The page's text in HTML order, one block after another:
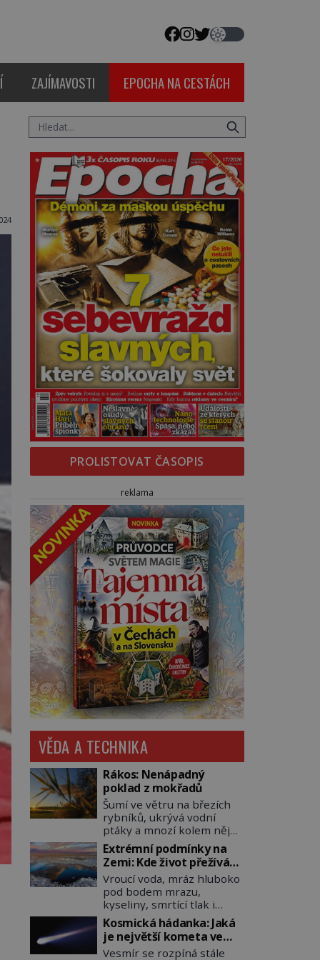
ZAJÍMAVOSTI EPOCHA NA CESTÁCH
PROLISTOVAT ČASOPIS
reklama
VĚDA A TECHNIKA
Rákos: Nenápadný
poklad z mokřadů
Šumí ve větru na březích
rybníků, ukrývá vodní
ptáky a mnozí kolem něj
procházejí bez povšimnutí.
Přesto právě rákos
pomáhal stavět domy,
vyrábět lodě, zapisovat
první texty a inspiroval
řadu pověstí. Tato
skromná, ale užitečná
rostlina provází člověka už
tisíce let. Většina lidí vnímá
Extrémní podmínky na
Zemi: Kde život přežívá
navzdory všemu
Vroucí voda, mráz hluboko
pod bodem mrazu,
kyseliny, smrtící tlak i
pouště, kde celé roky
nespadne jediná kapka
deště. Na první pohled
místa, kde nemůže
Kosmická hádanka: Jaká
je největší kometa ve
známém vesmíru?
Vesmír se rozpíná stále